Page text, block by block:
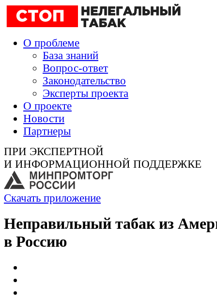
О проблеме
База знаний
Вопрос-ответ
Законодательство
Эксперты проекта
О проекте
Новости
Партнеры
ПРИ ЭКСПЕРТНОЙ
И ИНФОРМАЦИОННОЙ ПОДДЕРЖКЕ
Скачать приложение
Неправильный табак из
в Россию